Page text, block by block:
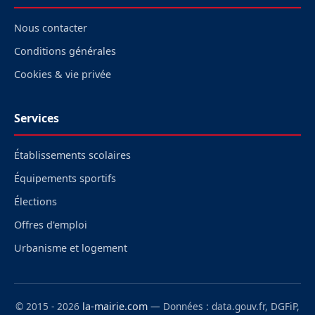
Nous contacter
Conditions générales
Cookies & vie privée
Services
Établissements scolaires
Équipements sportifs
Élections
Offres d'emploi
Urbanisme et logement
© 2015 - 2026 la-mairie.com — Données : data.gouv.fr, DGFiP,